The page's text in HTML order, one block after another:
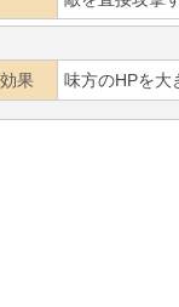
効果 味方のHPを大